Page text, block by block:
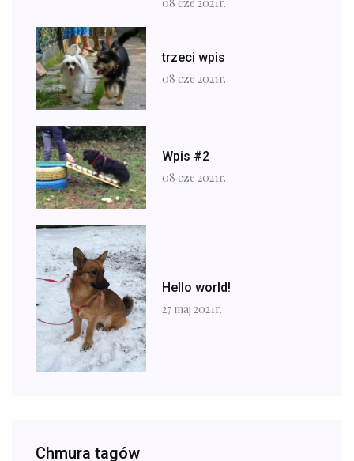
08 cze 2021r.
trzeci wpis
08 cze 2021r.
Wpis #2
08 cze 2021r.
Hello world!
27 maj 2021r.
Chmura tagów